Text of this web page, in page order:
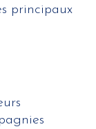
principaux